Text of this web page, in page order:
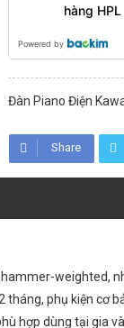
hàng HPL
Powered by
Đàn Piano Điện
Share
weighted,
phụ kiện cơ
hợp dùng tại gia